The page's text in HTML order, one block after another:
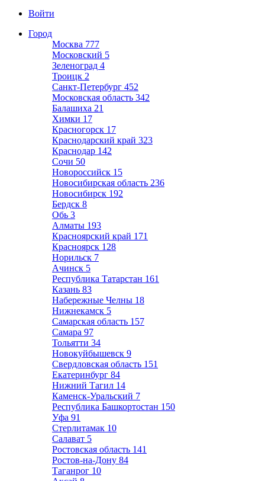
Войти
Город
Москва 777
Московский 5
Зеленоград 4
Троицк 2
Санкт-Петербург 452
Московская область 342
Балашиха 21
Химки 17
Красногорск 17
Краснодарский край 323
Краснодар 142
Сочи 50
Новороссийск 15
Новосибирская область 236
Новосибирск 192
Бердск 8
Обь 3
Алматы 193
Красноярский край 171
Красноярск 128
Норильск 7
Ачинск 5
Республика Татарстан 161
Казань 83
Набережные Челны 18
Нижнекамск 5
Самарская область 157
Самара 97
Тольятти 34
Новокуйбышевск 9
Свердловская область 151
Екатеринбург 84
Нижний Тагил 14
Каменск-Уральский 7
Республика Башкортостан 150
Уфа 91
Стерлитамак 10
Салават 5
Ростовская область 141
Ростов-на-Дону 84
Таганрог 10